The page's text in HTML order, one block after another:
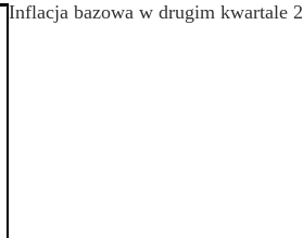
Inflacja bazowa w drugim kwartale